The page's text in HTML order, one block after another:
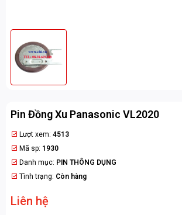
Pin Đồng Xu Panasonic VL2020
Lượt xem: 4513
Mã sp: 1930
Danh mục: PIN THÔNG DỤNG
Tình trạng: Còn hàng
Liên hệ